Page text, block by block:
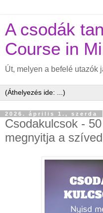
A csodák
Course in
Út, melyen a befelé utazók
2026. április 1., szerda
Csodakulcsok -
megnyitja a